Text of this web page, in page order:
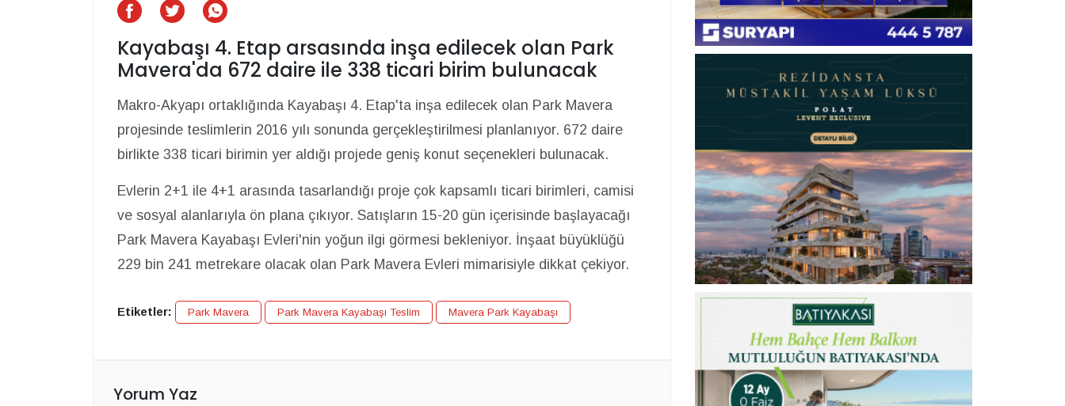
Kayabaşı 4. Etap arsasında inşa edilecek olan Park
Mavera'da 672 daire ile 338 ticari birim bulunacak
Makro-Akyapı ortaklığında Kayabaşı 4. Etap'ta inşa edilecek olan Park Mavera
projesinde teslimlerin 2016 yılı sonunda gerçekleştirilmesi planlanıyor. 672 daire
birlikte 338 ticari birimin yer aldığı projede geniş konut seçenekleri bulunacak.
Evlerin 2+1 ile 4+1 arasında tasarlandığı proje çok kapsamlı ticari birimleri, camisi
ve sosyal alanlarıyla ön plana çıkıyor. Satışların 15-20 gün içerisinde başlayacağı
Park Mavera Kayabaşı Evleri'nin yoğun ilgi görmesi bekleniyor. İnşaat büyüklüğü
229 bin 241 metrekare olacak olan Park Mavera Evleri mimarisiyle dikkat çekiyor.
Etiketler: Park Mavera Park Mavera Kayabaşı Teslim Mavera Park Kayabaşı
Yorum Yaz